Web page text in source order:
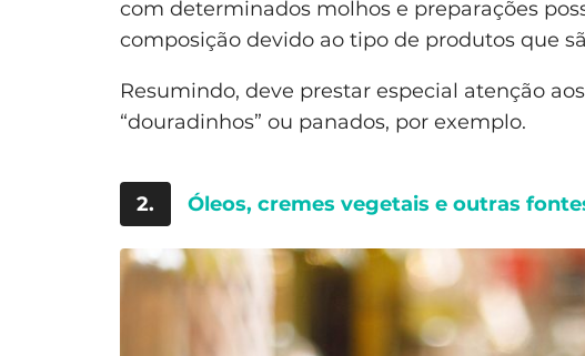
com determinados molhos e preparações
composição devido ao tipo de produtos que
Resumindo, deve prestar especial atenção aos
“douradinhos” ou panados, por exemplo.
2. Óleos, cremes vegetais e outras